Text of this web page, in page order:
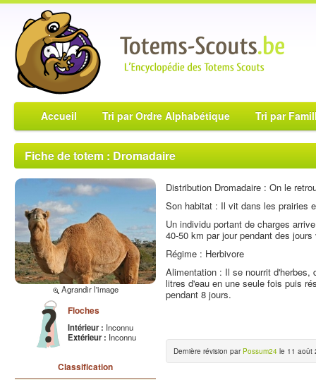
Accueil Tri par Ordre Alphabétique Tri par
Fiche de totem : Dromadaire
Agrandir l'image
Floches
Intérieur : Inconnu
Extérieur : Inconnu
Classification
Distribution Dromadaire : On le
Son habitat : Il vit dans les prairies
Un individu portant de charges
40-50 km par jour pendant des
Régime : Herbivore
Alimentation : Il se nourrit d'herbes,
litres d'eau en une seule fois puis
pendant 8 jours.
Dernière révision par Possum24 le 11 août